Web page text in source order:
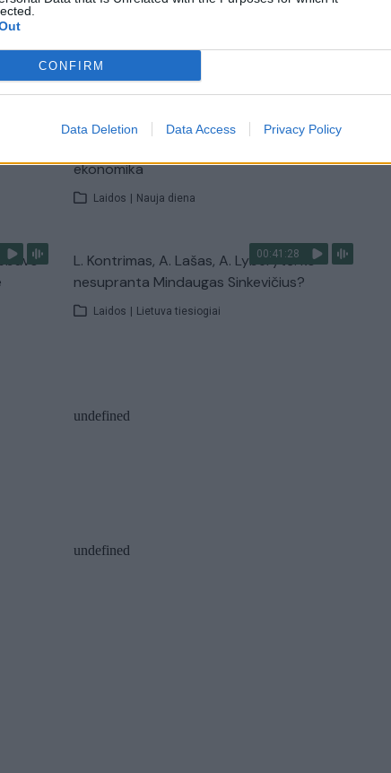
CONFIRM
Data Deletion Data Access Privacy Policy
Pravėrė ukrainiečių pinigines: atsakė, kiek
ekonomika
Laidos | Nauja diena
00:41:28
L. Kontrimas, A. Lašas, A. Lyberytė: ko
nesupranta Mindaugas Sinkevičius?
Laidos | Lietuva tiesiogiai